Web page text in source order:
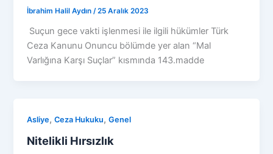
İbrahim Halil Aydın/25 Aralık 2023
Suçun gece vakti işlenmesi ile ilgili hükümler Türk
Ceza Kanunu Onuncu bölümde yer alan “Mal
Varlığına Karşı Suçlar” kısmında 143.madde
Asliye,Ceza Hukuku,Genel
Nitelikli Hırsızlık